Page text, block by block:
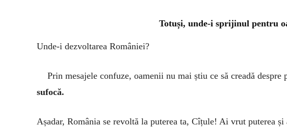
Totuși, unde-i sprijinul pentru
Unde-i dezvoltarea României?
Prin mesajele confuze, oamenii nu mai știu ce să creadă despre
sufocă.
Așadar, România se revoltă la puterea ta, Cîțule! Ai vrut puterea